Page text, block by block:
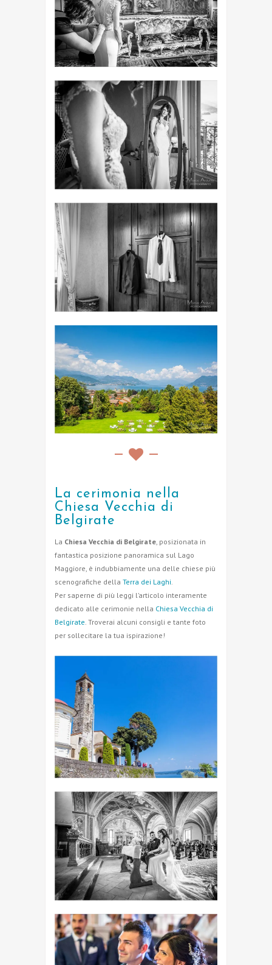
La cerimonia nella
Chiesa Vecchia di
Belgirate
La Chiesa Vecchia di Belgirate, posizionata in
fantastica posizione panoramica sul Lago
Maggiore, è indubbiamente una delle chiese più
scenografiche della Terra dei Laghi.
Per saperne di più leggi l’articolo interamente
dedicato alle cerimonie nella Chiesa Vecchia di
Belgirate. Troverai alcuni consigli e tante foto
per sollecitare la tua ispirazione!